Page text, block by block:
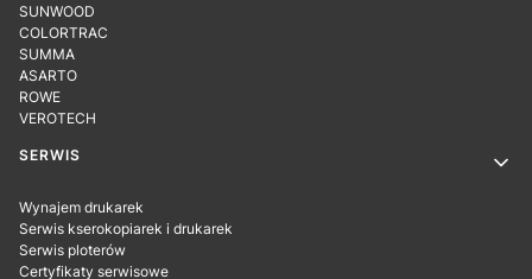
SUNWOOD
COLORTRAC
SUMMA
ASARTO
ROWE
VEROTECH
SERWIS
Wynajem drukarek
Serwis kserokopiarek i drukarek
Serwis ploterów
Certyfikaty serwisowe